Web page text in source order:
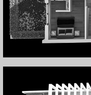
Casa na